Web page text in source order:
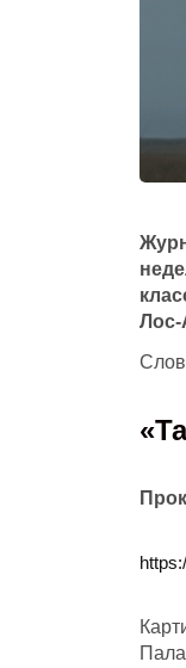
Лос-
«